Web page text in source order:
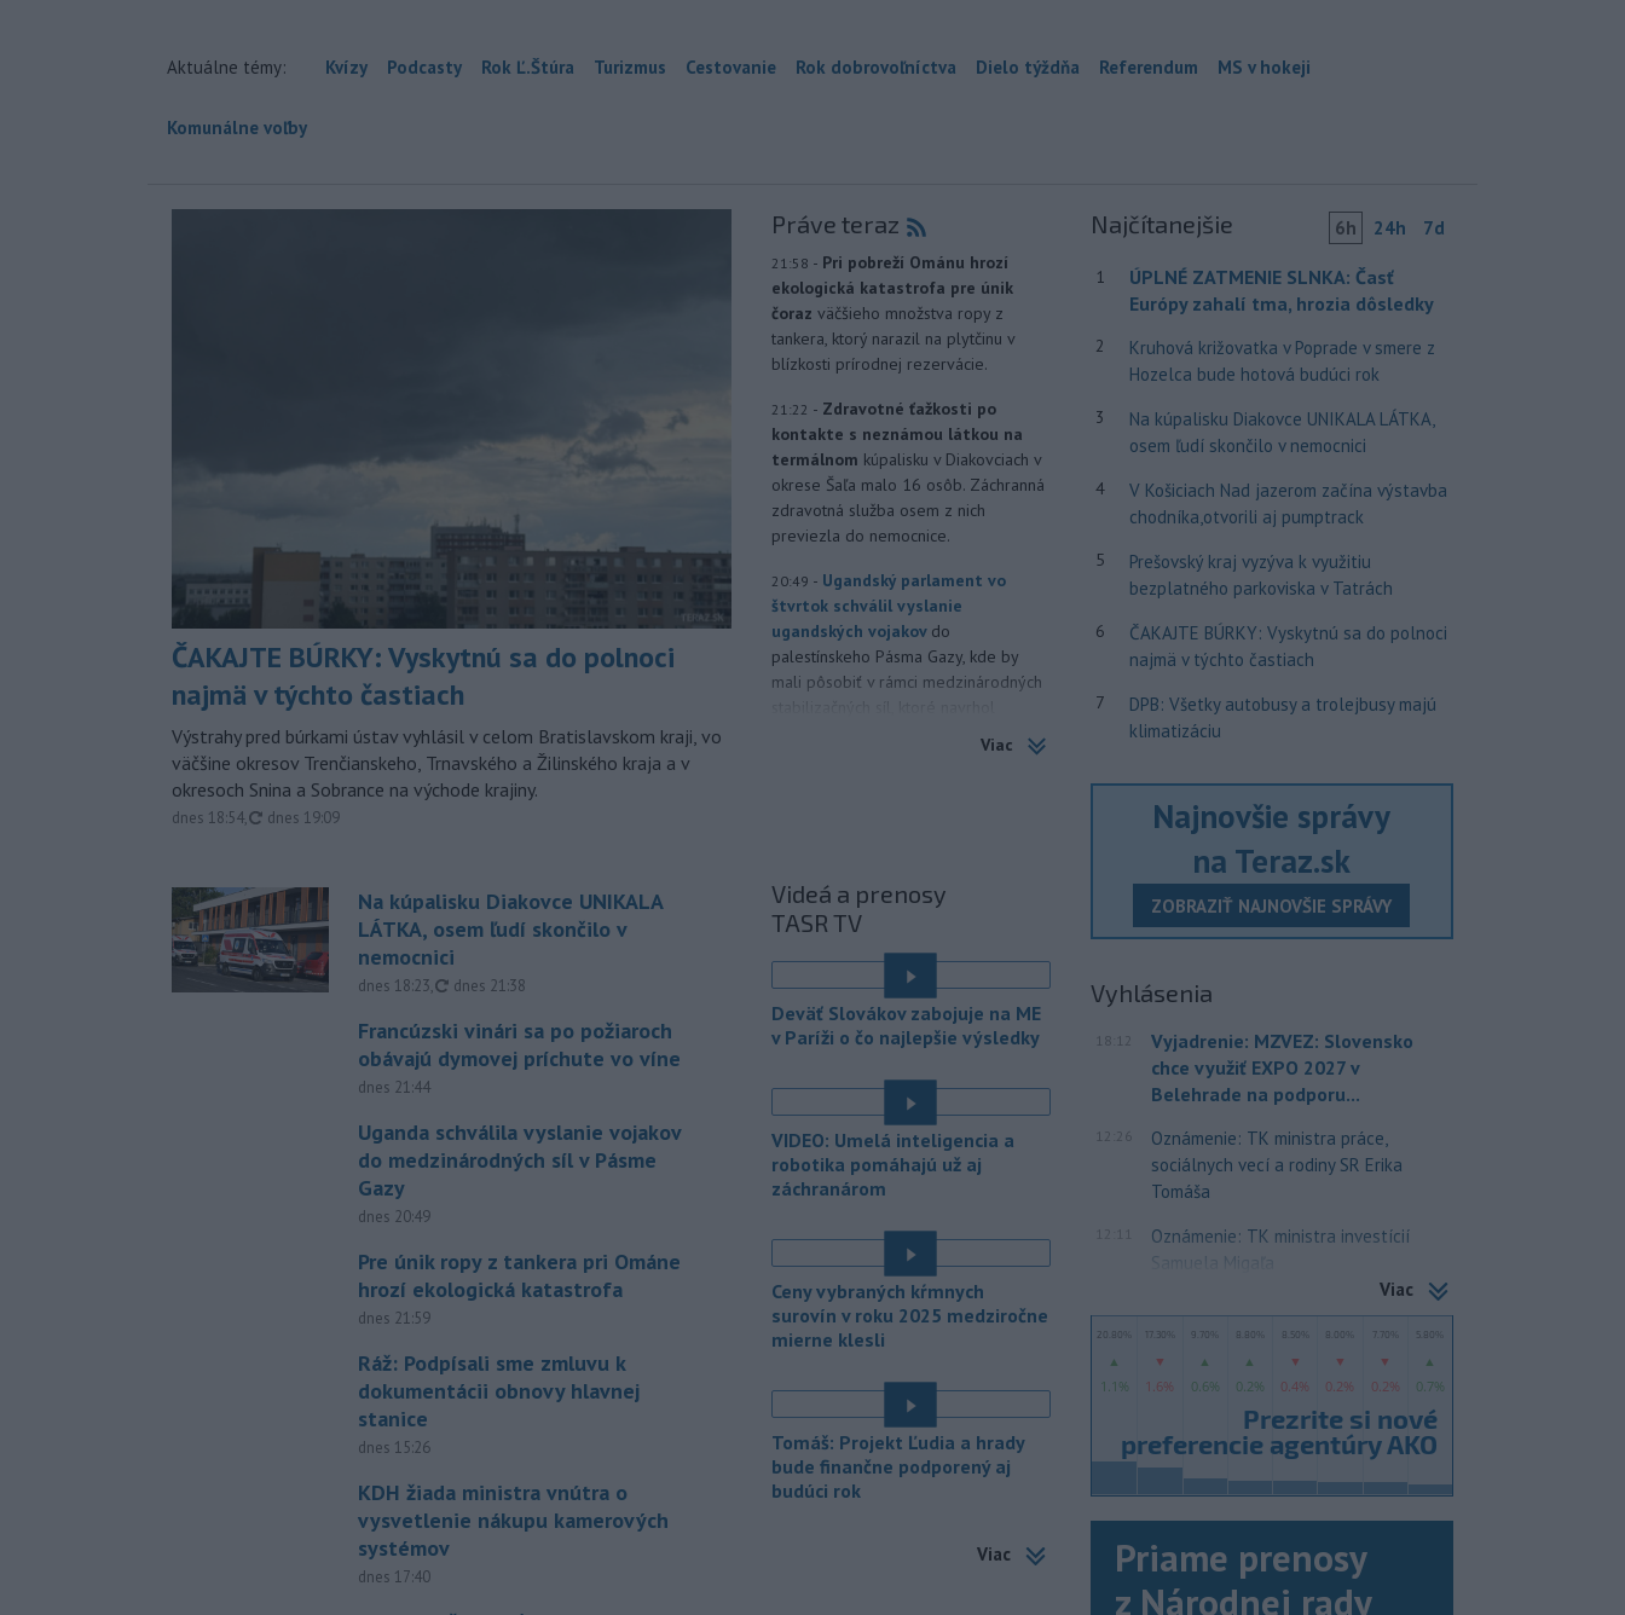
Aktuálne témy: Kvízy Podcasty Rok Ľ.Štúra Turizmus Cestovanie Rok dobrovoľníctva Dielo týždňa Referendum MS v hokeji
Komunálne voľby
ČAKAJTE BÚRKY: Vyskytnú sa do polnoci
najmä v týchto častiach
Výstrahy pred búrkami ústav vyhlásil v celom Bratislavskom kraji, vo
väčšine okresov Trenčianskeho, Trnavského a Žilinského kraja a v
okresoch Snina a Sobrance na východe krajiny.
dnes 18:54, aktualizované
dnes 19:09
Na kúpalisku Diakovce UNIKALA
LÁTKA, osem ľudí skončilo v
nemocnici
dnes 18:23, aktualizované
dnes 21:38
Francúzski vinári sa po požiaroch
obávajú dymovej príchute vo víne
dnes 21:44
Uganda schválila vyslanie vojakov
do medzinárodných síl v Pásme
Gazy
dnes 20:49
Pre únik ropy z tankera pri Ománe
hrozí ekologická katastrofa
dnes 21:59
Ráž: Podpísali sme zmluvu k
dokumentácii obnovy hlavnej
stanice
dnes 15:26
KDH žiada ministra vnútra o
vysvetlenie nákupu kamerových
systémov
dnes 17:40
Práve teraz
21:58 - Pri pobreží Ománu hrozí
ekologická katastrofa pre únik
čoraz väčšieho množstva ropy z
tankera, ktorý narazil na plytčinu v
blízkosti prírodnej rezervácie.
21:22 - Zdravotné ťažkosti po
kontakte s neznámou látkou na
termálnom kúpalisku v Diakovciach v
okrese Šaľa malo 16 osôb. Záchranná
zdravotná služba osem z nich
previezla do nemocnice.
20:49 - Ugandský parlament vo
štvrtok schválil vyslanie
ugandských vojakov do
palestínskeho Pásma Gazy, kde by
mali pôsobiť v rámci medzinárodných
po jeho neúspešnom pláne.
Vo štvrtok do polnoci treba
najmä na západe a severozápade
Slovenska počítať s búrkami.
Slovenský hydrometeorologický ústav
(SHMÚ) vydal výstrahy prvého stupňa.
Platia aj v okresoch Snina a Sobrance.
18:19 - Polícia v súčinnosti s ďalšími
záchrannými zložkami zasahuje
termálnom kúpalisku v Diakovciach.
Bratislave, Komárne a Štúrove v
prvom polroku 2026 zaznamenali
spolu 1827 pristátí osobných
kajutových a výletných plavidiel.
amerického Senátu vo štvrtok
označil lekára Anthonyho Fauciho za
osobu brániacu vyšetrovacím
právomociam Kongresu.
útokoch zabili najmenej 38
Viac
Videá a prenosy
TASR TV
Deväť Slovákov zabojuje na ME
v Paríži o čo najlepšie výsledky
VIDEO: Umelá inteligencia a
robotika pomáhajú už aj
záchranárom
Ceny vybraných kŕmnych
surovín v roku 2025 medziročne
mierne klesli
Tomáš: Projekt Ľudia a hrady
bude finančne podporený aj
budúci rok
Viac
Najčítanejšie 6h 24h 7d
1
ÚPLNÉ ZATMENIE SLNKA: Časť
Európy zahalí tma, hrozia dôsledky
2
Kruhová križovatka v Poprade v smere z
Hozelca bude hotová budúci rok
3
Na kúpalisku Diakovce UNIKALA LÁTKA,
osem ľudí skončilo v nemocnici
4
V Košiciach Nad jazerom začína výstavba
chodníka,otvorili aj pumptrack
5
Prešovský kraj vyzýva k využitiu
bezplatného parkoviska v Tatrách
6
ČAKAJTE BÚRKY: Vyskytnú sa do polnoci
najmä v týchto častiach
7
DPB: Všetky autobusy a trolejbusy majú
klimatizáciu
Najnovšie správy
na Teraz.sk
ZOBRAZIŤ NAJNOVŠIE SPRÁVY
Vyhlásenia
18:12
Vyjadrenie: MZVEZ: Slovensko
chce využiť EXPO 2027 v
Belehrade na podporu...
12:26
Oznámenie: TK ministra práce,
sociálnych vecí a rodiny SR Erika
Tomáša
Oznámenie: TK ministra investícií
Samuela Migaľa
Viac
Priame prenosy
z Národnej rady